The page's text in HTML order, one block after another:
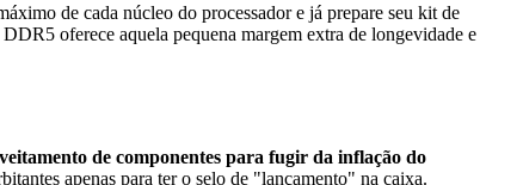
de cada núcleo do processador e já prepare seu kit de
oferece aquela pequena margem extra de longevidade e
de componentes para fugir da inflação do
apenas para ter o selo de "lançamento" na caixa.